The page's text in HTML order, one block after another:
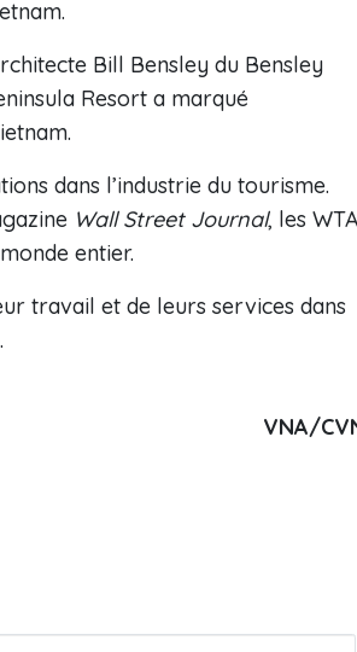
Bill Bensley du Bensley
Resort a marqué
dans l’industrie du tourisme.
Wall Street Journal, les
entier.
travail et de leurs services dans
VNA/